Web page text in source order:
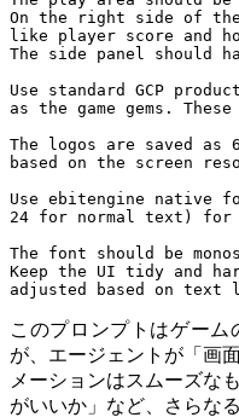
adjusted based on text
このプロンプトはゲー
が、エージェントが「画
メーションはスムーズな
がいいか」など、さらな